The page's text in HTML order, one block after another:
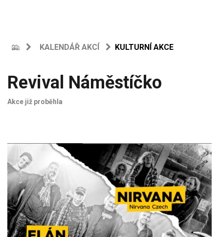
KALENDÁŘ AKCÍ KULTURNÍ AKCE
Revival Náměstíčko
Akce již proběhla